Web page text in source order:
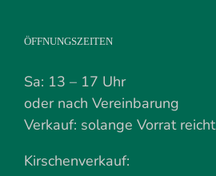
ÖFFNUNGSZEITEN
Sa: 13 – 17 Uhr
oder nach Vereinbarung
Verkauf: solange Vorrat reicht
Kirschenverkauf: